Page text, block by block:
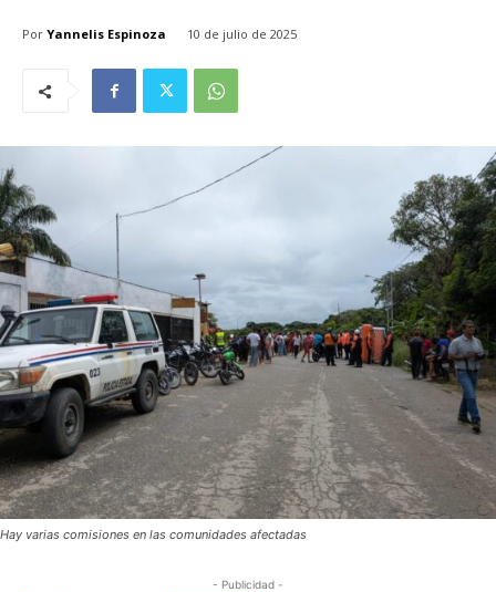
Por Yannelis Espinoza 10 de julio de 2025
Hay varias comisiones en las comunidades afectadas
- Publicidad -